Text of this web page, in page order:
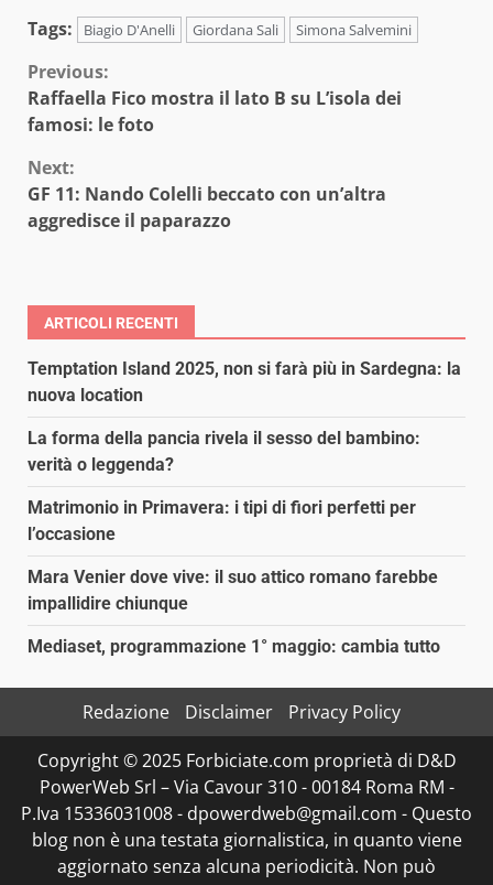
Tags:
Biagio D'Anelli Giordana Sali Simona Salvemini
Continue
Reading
Previous:
Raffaella Fico mostra il lato B su L’isola dei
famosi: le foto
Next:
GF 11: Nando Colelli beccato con un’altra
aggredisce il paparazzo
ARTICOLI RECENTI
Temptation Island 2025, non si farà più in Sardegna: la
nuova location
La forma della pancia rivela il sesso del bambino:
verità o leggenda?
Matrimonio in Primavera: i tipi di fiori perfetti per
l’occasione
Mara Venier dove vive: il suo attico romano farebbe
impallidire chiunque
Mediaset, programmazione 1° maggio: cambia tutto
Redazione Disclaimer
Privacy Policy
Copyright © 2025 Forbiciate.com proprietà di D&D
PowerWeb Srl – Via Cavour 310 - 00184 Roma RM -
P.Iva 15336031008 - dpowerdweb@gmail.com - Questo
blog non è una testata giornalistica, in quanto viene
aggiornato senza alcuna periodicità. Non può